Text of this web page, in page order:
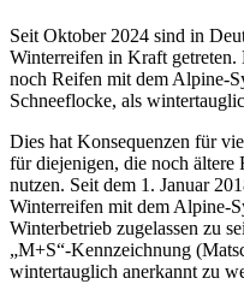
Seit Oktober 2024 sind in
Winterreifen in Kraft getreten.
noch Reifen mit dem Alpine-
Schneeflocke, als
Dies hat Konsequenzen für
für diejenigen, die noch ältere
nutzen. Seit dem 1. Januar
Winterreifen mit dem Alpine-
Winterbetrieb zugelassen zu
„M+S“-Kennzeichnung
wintertauglich anerkannt zu